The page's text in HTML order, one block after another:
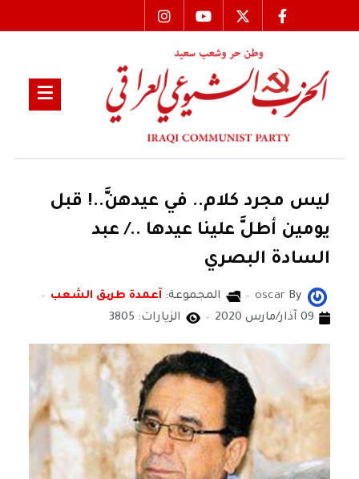
ليس مجرد كلام.. في عيدهنَّ..! قبل
يومين أطلَّ علينا عيدها ../ عبد
السادة البصري
By
oscar المجموعة: آعمدة طریق الشعب
09 آذار/مارس 2020
الزيارات: 3805